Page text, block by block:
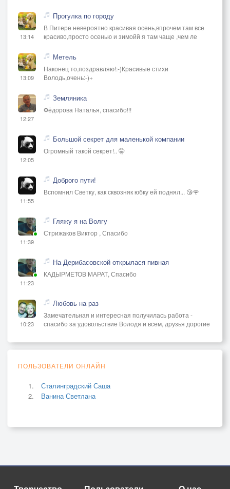
13:14
Прогулка по городу
В Питере невероятно красивая осень,впрочем там все
красиво,просто осенью и зимойй я там чаще ,чем ле
13:09
Метель
Наконец то,поздравляю!:-)Красивые стихи
Володь,очень:-)+
12:27
Земляника
Фёдорова Наталья, спасибо!!!
12:05
Большой секрет для маленькой компании
Огромный такой секрет!.. 🤫
11:55
Доброго пути!
Вспомнил Светку, как сквозняк юбку ей поднял... 😘🌹
11:39
Гляжу я на Волгу
Стрижаков Виктор , Спасибо
11:23
На Дерибасовской открылася пивная
КАДЫРМЕТОВ МАРАТ, Спасибо
10:23
Любовь на раз
Замечательная и интересная получилась работа -
спасибо за удовольствие Володя и всем, друзья дорогие
ПОЛЬЗОВАТЕЛИ ОНЛАЙН
Сталинградский Саша
Ванина Светлана